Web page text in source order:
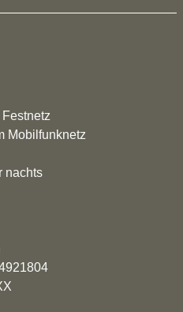
Mobilfunknetz
nachts